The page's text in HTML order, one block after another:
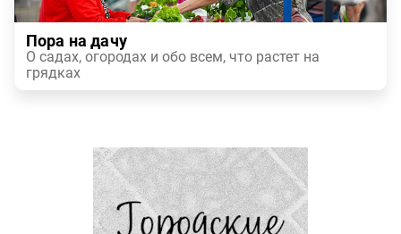
Пора на дачу
О садах, огородах и обо всем, что растет на
грядках